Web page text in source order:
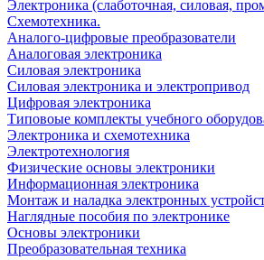
Электроника (слаботочная, силовая,
Схемотехника.
Аналого-цифровые преобразователи
Аналоговая электроника
Cиловая электроника
Cиловая электроника и электропривод
Цифровая электроника
Типовоые комплекты учебного
Электроника и схемотехника
Электротехнология
Физические основы электроники
Информационная электроника
Монтаж и наладка электронных
Наглядные пособия по электронике
Основы электроники
Преобразовательная техника